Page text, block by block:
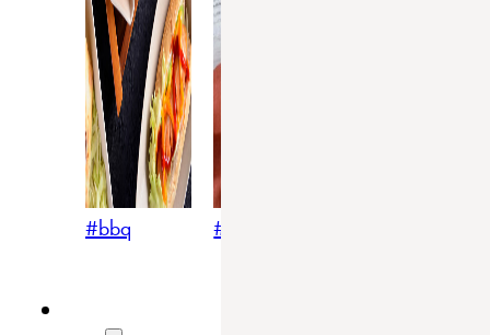
#bbq #blumig